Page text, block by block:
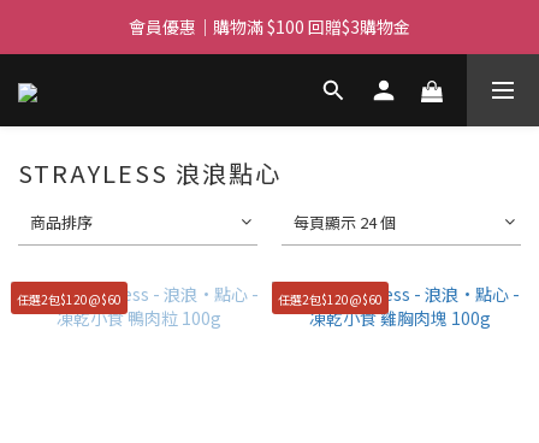
滿$450免費送貨上門 I 滿$350免運 順豐自取
會員優惠｜購物滿 $100 回贈$3購物金
滿$450免費送貨上門 I 滿$350免運 順豐自取
STRAYLESS 浪浪點心
商品排序 每頁顯示 24 個
任選2包$120@$60 任選2包$120@$60